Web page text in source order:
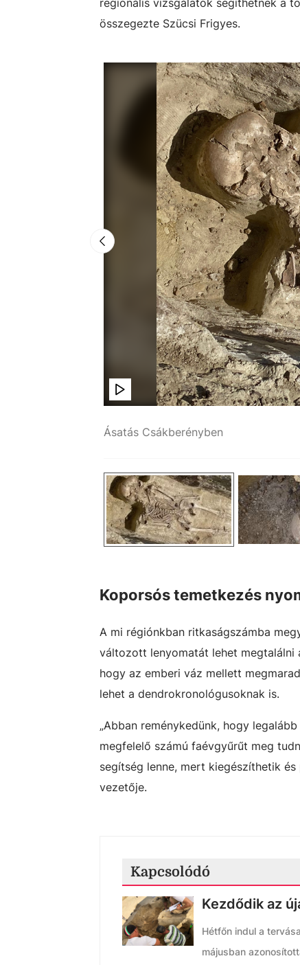
regionális vizsgálatok segíthetnek a
összegezte Szücsi Frigyes.
Ásatás Csákberényben
Koporsós temetkezés
A mi régiónkban ritkaságszámba
változott lenyomatát lehet megtalálni
hogy az emberi váz mellett
lehet a dendrokronológusoknak is.
„Abban reménykedünk, hogy
megfelelő számú faévgyűrűt meg
segítség lenne, mert kiegészíthetik
vezetője.
Kapcsolódó
Kezdődik az
Hétfőn indul a
májusban